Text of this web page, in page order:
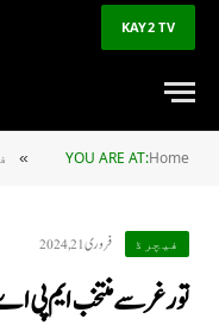
KAY2 TV
YOU ARE AT:Home
»
فیچرڈ فروری 21, 2024
تورغر سے منتخب ایم پی